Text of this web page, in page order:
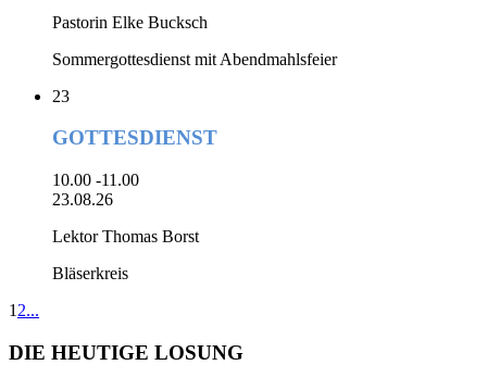
Pastorin Elke Bucksch
Sommergottesdienst mit Abendmahlsfeier
23
GOTTESDIENST
10.00 -11.00
23.08.26
Lektor Thomas Borst
Bläserkreis
1 2...
DIE HEUTIGE LOSUNG